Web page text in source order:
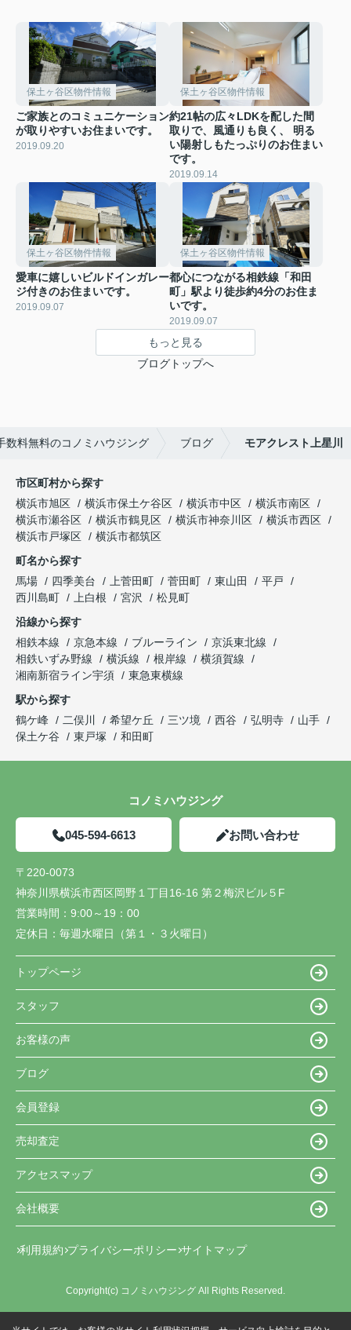
保土ヶ谷区物件情報
ご家族とのコミュニケーション
が取りやすいお住まいです。
2019.09.20
保土ヶ谷区物件情報
約21帖の広々LDKを配した間
取りで、風通りも良く、 明る
い陽射しもたっぷりのお住まい
です。
2019.09.14
保土ヶ谷区物件情報
愛車に嬉しいビルドインガレー
ジ付きのお住まいです。
2019.09.07
保土ヶ谷区物件情報
都心につながる相鉄線「和田
町」駅より徒歩約4分のお住ま
いです。
2019.09.07
もっと見る
ブログトップへ
数料無料のコノミハウジング ブログ モアクレスト上星川
市区町村から探す
横浜市旭区
横浜市保土ケ谷区 横浜市中区
横浜市南区
横浜市瀬谷区
横浜市鶴見区 横浜市神奈川区
横浜市西区
横浜市戸塚区
横浜市都筑区
町名から探す
馬場
四季美台 上菅田町 菅田町 東山田
平戸
西川島町
上白根 宮沢
松見町
沿線から探す
相鉄本線
京急本線 ブルーライン
京浜東北線
相鉄いずみ野線
横浜線 根岸線
横須賀線
湘南新宿ライン宇須
東急東横線
駅から探す
鶴ケ峰
二俣川 希望ケ丘 三ツ境 西谷 弘明寺
山手
保土ケ谷
東戸塚 和田町
コノミハウジング
045-594-6613 お問い合わせ
〒220-0073
神奈川県横浜市西区岡野１丁目16-16 第２梅沢ビル５F
営業時間： 9:00～19：00
定休日： 毎週水曜日（第１・３火曜日）
トップページ
スタッフ
お客様の声
ブログ
会員登録
売却査定
アクセスマップ
会社概要
利用規約 プライバシーポリシー サイトマップ
Copyright(c) コノミハウジング All Rights Reserved.